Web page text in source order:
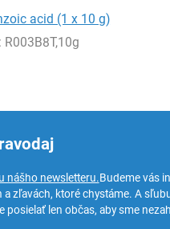
acid (1 x 10 g)
: R003B8T,10g
nášho newsletteru.Budeme vás
a zľavách, ktoré chystáme. A
posielať len občas, aby sme